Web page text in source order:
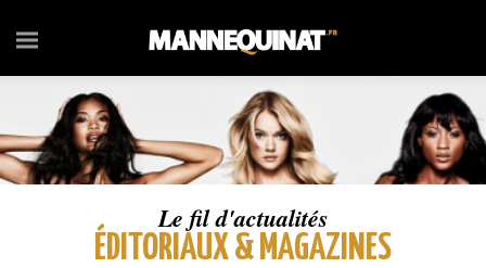
Le fil d'actualités
ÉDITORIAUX & MAGAZINES